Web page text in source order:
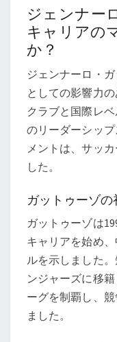
ジェンナー
キャリアの
か？
ジェンナーロ・
としての影響力
クラブと国際レ
のリーダーシッ
メントは、サッ
した。
ガットゥーゾ
ガットゥーゾは
キャリアを始め
ルを示しました
ンジャーズに移
ーグを制覇し、
ました。